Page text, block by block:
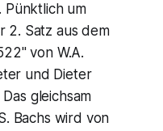
Pünktlich um
2. Satz aus dem
von W.A.
und Dieter
gleichsam
Bachs wird von